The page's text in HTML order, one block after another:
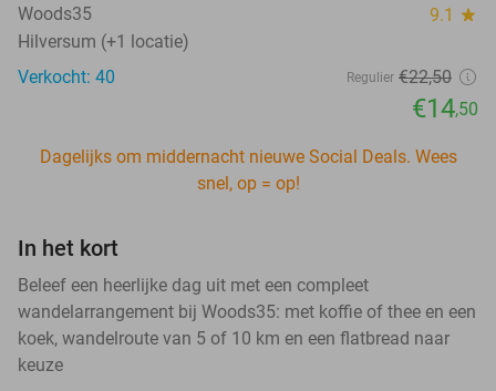
Woods35 9.1 star
Hilversum (+1 locatie)
Verkocht: 40
Regulier €22,50
€14,50
Dagelijks om middernacht nieuwe Social Deals. Wees
snel, op = op!
In het kort
Beleef een heerlijke dag uit met een compleet
wandelarrangement bij Woods35: met koffie of thee en een
koek, wandelroute van 5 of 10 km en een flatbread naar
keuze